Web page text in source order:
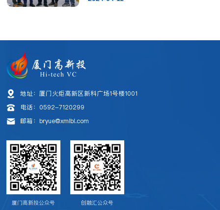
地址：厦门火炬高新区新科广场1号楼1001
电话：0592-7120299
邮箱：bryue@xmibi.com
厦门高新投公众号 创融汇公众号